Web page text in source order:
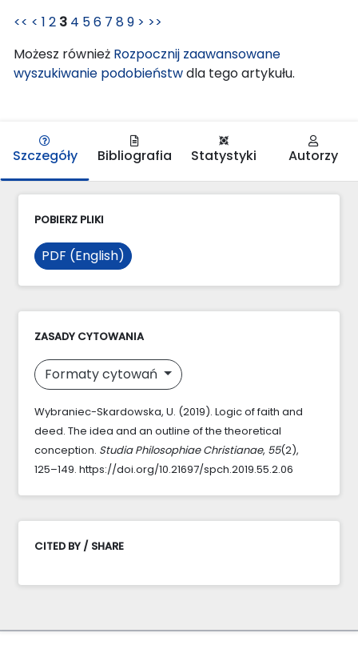
<< < 1 2 3 4 56 7 89 > >>
Możesz również Rozpocznij zaawansowane
wyszukiwanie podobieństwdla tego artykułu.
Szczegóły Bibliografia Statystyki Autorzy
POBIERZ PLIKI
PDF (English)
ZASADY CYTOWANIA
Formaty cytowań
Wybraniec-Skardowska, U. (2019). Logic of faith and
deed. The idea and an outline of the theoretical
conception. Studia Philosophiae Christianae, 55(2),
125–149. https://doi.org/10.21697/spch.2019.55.2.06
CITED BY / SHARE